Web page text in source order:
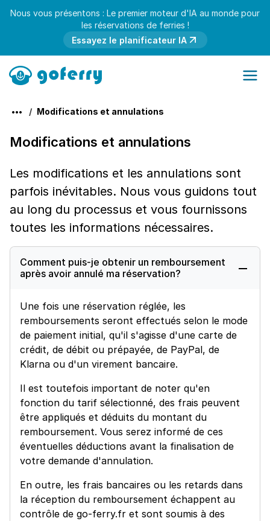
Nous vous présentons : Le premier moteur d'IA au monde pour
les réservations de ferries !
Essayez le planificateur IA
Modifications et annulations
Modifications et annulations
Les modifications et les annulations sont
parfois inévitables. Nous vous guidons tout
au long du processus et vous fournissons
toutes les informations nécessaires.
Comment puis-je obtenir un remboursement
après avoir annulé ma réservation?
Une fois une réservation réglée, les
remboursements seront effectués selon le mode
de paiement initial, qu'il s'agisse d'une carte de
crédit, de débit ou prépayée, de PayPal, de
Klarna ou d'un virement bancaire.
Il est toutefois important de noter qu'en
fonction du tarif sélectionné, des frais peuvent
être appliqués et déduits du montant du
remboursement. Vous serez informé de ces
éventuelles déductions avant la finalisation de
votre demande d'annulation.
En outre, les frais bancaires ou les retards dans
la réception du remboursement échappent au
contrôle de go-ferry.fr et sont soumis à des